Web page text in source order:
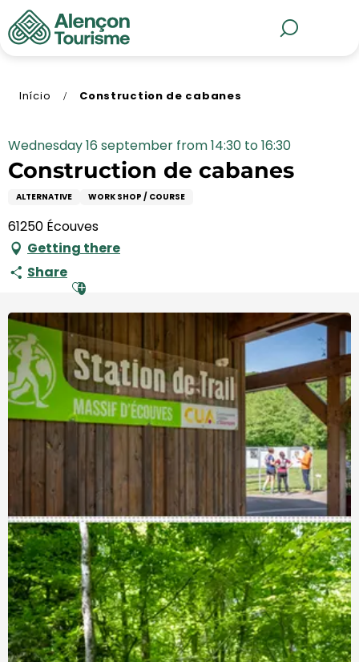
Aller
au
contenu
Início Construction de cabanes
Wednesday 16 september from 14:30 to 16:30
Construction de cabanes
ALTERNATIVE WORK SHOP / COURSE
61250 Écouves
Getting there
Share Ajouter aux favoris